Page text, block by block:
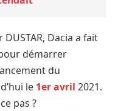
Dacia a fait
démarrer
du
le 1er avril 2021.
pas ?